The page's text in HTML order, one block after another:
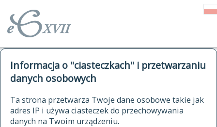
Informacja o "ciasteczkach" i przetwarzaniu
danych osobowych
Ta strona przetwarza Twoje dane osobowe takie jak
adres IP i używa ciasteczek do przechowywania
danych na Twoim urządzeniu.
autorzy Słownika
historia
publikacje
źródła
kwerendy
jak cytować Słownik
ELEKTRONICZNY SŁOWNIK
JĘZYKA POLSKIEGO